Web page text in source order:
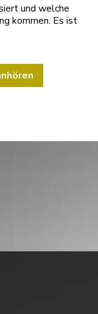
und welche
kommen. Es ist